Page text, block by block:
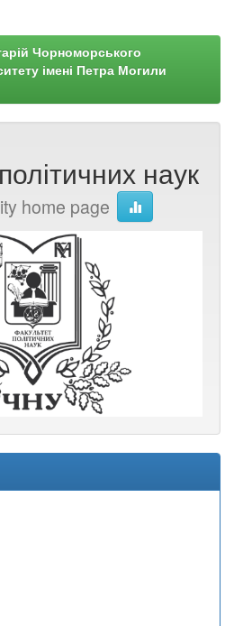
Чорноморського
імені Петра Могили
наук
home page